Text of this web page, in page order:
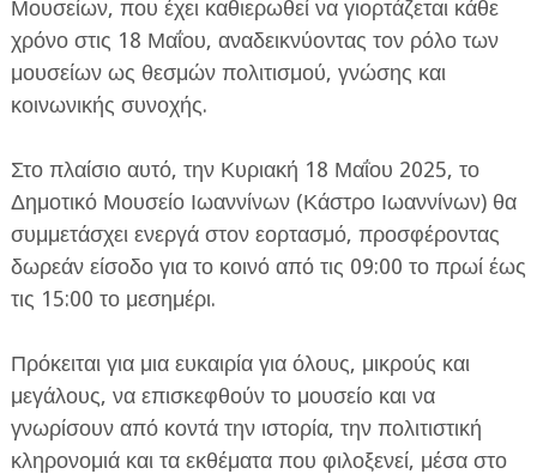
ΕΦΗΜΕΡΙΔΑ Η ΠΑΡΓΑ
ΠΛΗΡΟΦΟΡΙΕΣ
Μουσείων, που έχει καθιερωθεί να γιορτάζεται κάθε
χρόνο στις 18 Μαΐου, αναδεικνύοντας τον ρόλο των
μουσείων ως θεσμών πολιτισμού, γνώσης και
κοινωνικής συνοχής.
Στο πλαίσιο αυτό, την Κυριακή 18 Μαΐου 2025, το
Δημοτικό Μουσείο Ιωαννίνων (Κάστρο Ιωαννίνων) θα
συμμετάσχει ενεργά στον εορτασμό, προσφέροντας
δωρεάν είσοδο για το κοινό από τις 09:00 το πρωί έως
τις 15:00 το μεσημέρι.
Πρόκειται για μια ευκαιρία για όλους, μικρούς και
μεγάλους, να επισκεφθούν το μουσείο και να
γνωρίσουν από κοντά την ιστορία, την πολιτιστική
κληρονομιά και τα εκθέματα που φιλοξενεί, μέσα στο